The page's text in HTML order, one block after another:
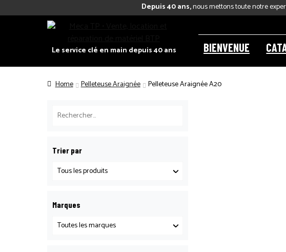
Depuis 40 ans,nous mettons toute notre
Le service clé en main depuis 40 ans BIENVENUE
Home Pelleteuse Araignée Pelleteuse Araignée A20
Trier par
Marques